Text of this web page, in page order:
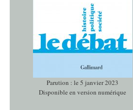
Parution : le 5 janvier 2023
Disponible en version numérique